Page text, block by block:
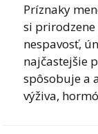
Príznaky
si prirodzene
nespavosť,
najčastejšie
spôsobuje a
výživa,